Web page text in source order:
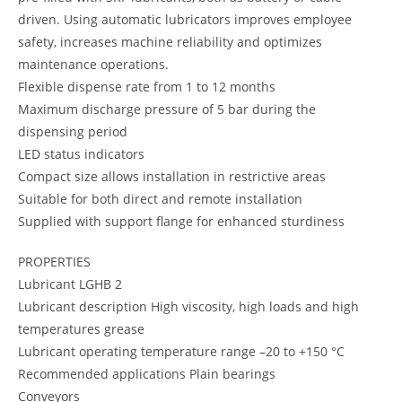
driven. Using automatic lubricators improves employee
safety, increases machine reliability and optimizes
maintenance operations.
Flexible dispense rate from 1 to 12 months
Maximum discharge pressure of 5 bar during the
dispensing period
LED status indicators
Compact size allows installation in restrictive areas
Suitable for both direct and remote installation
Supplied with support flange for enhanced sturdiness
PROPERTIES
Lubricant LGHB 2
Lubricant description High viscosity, high loads and high
temperatures grease
Lubricant operating temperature range –20 to +150 °C
Recommended applications Plain bearings
Conveyors